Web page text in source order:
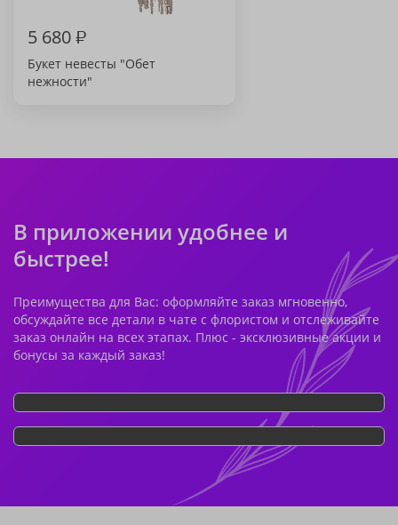
5 680₽
Букет невесты "Обет
нежности"
В приложении удобнее и
быстрее!
Преимущества для Вас: оформляйте заказ мгновенно,
обсуждайте все детали в чате с флористом и отслеживайте
заказ онлайн на всех этапах. Плюс - эксклюзивные акции и
бонусы за каждый заказ!